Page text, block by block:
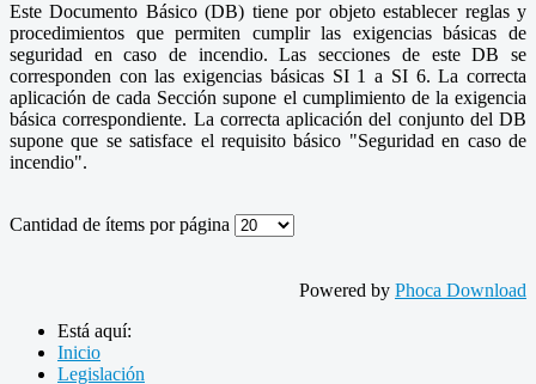
Este Documento Básico (DB) tiene por objeto establecer reglas y
procedimientos que permiten cumplir las exigencias básicas de
seguridad en caso de incendio. Las secciones de este DB se
corresponden con las exigencias básicas SI 1 a SI 6. La correcta
aplicación de cada Sección supone el cumplimiento de la exigencia
básica correspondiente. La correcta aplicación del conjunto del DB
supone que se satisface el requisito básico "Seguridad en caso de
incendio".
Cantidad de ítems por página
Powered by Phoca Download
Está aquí:
Inicio
Legislación